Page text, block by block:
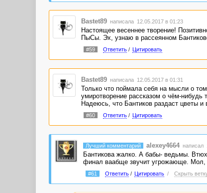
Bastet89 написала 12.05.2017 в 01:23
Настоящее весеннее творение!
ПыСы. Эх, узнаю в рассеянном
#59 Ответить/ Цитировать
Bastet89 написала 12.05.2017 в 01:31
Только что поймала себя на мысли о
умиротворение рассказом о чём-нибудь
Надеюсь, что Бантиков раздаст цветы
#60 Ответить/ Цитировать
Лучший комментарий alexey4664 написал
Бантикова жалко. А бабы- ведьмы.
финал ваабще звучит угрожающе. Мол,
#61 Ответить/ Цитировать / Скрыть